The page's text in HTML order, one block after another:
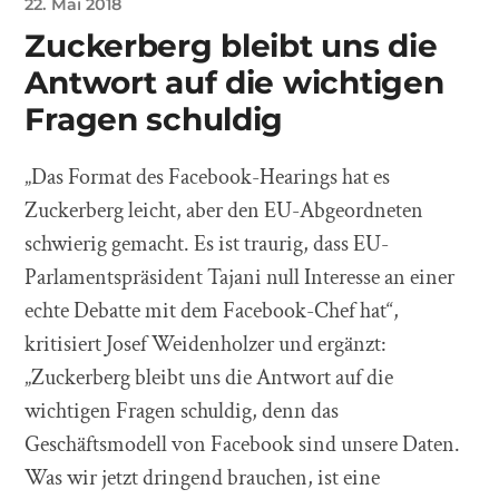
22. Mai 2018
Zuckerberg bleibt uns die
Antwort auf die wichtigen
Fragen schuldig
„Das Format des Facebook-Hearings hat es
Zuckerberg leicht, aber den EU-Abgeordneten
schwierig gemacht. Es ist traurig, dass EU-
Parlamentspräsident Tajani null Interesse an einer
echte Debatte mit dem Facebook-Chef hat“,
kritisiert Josef Weidenholzer und ergänzt:
„Zuckerberg bleibt uns die Antwort auf die
wichtigen Fragen schuldig, denn das
Geschäftsmodell von Facebook sind unsere Daten.
Was wir jetzt dringend brauchen, ist eine